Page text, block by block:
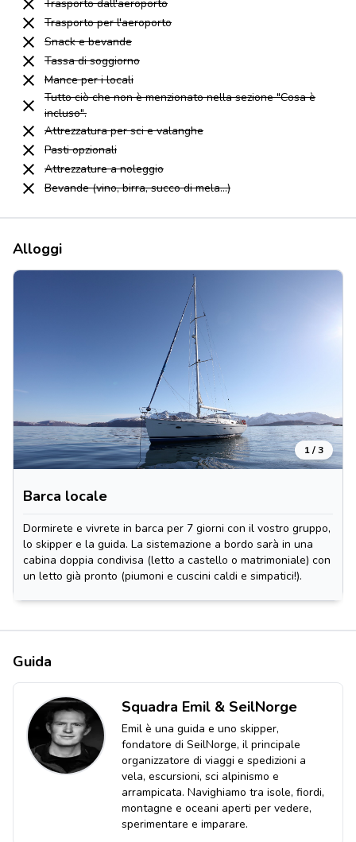
Trasporto dall'aeroporto
Trasporto per l'aeroporto
Snack e bevande
Tassa di soggiorno
Mance per i locali
Tutto ciò che non è menzionato nella sezione "Cosa è
incluso".
Attrezzatura per sci e valanghe
Pasti opzionali
Attrezzature a noleggio
Bevande (vino, birra, succo di mela...)
Alloggi
1 / 3
Barca locale
Dormirete e vivrete in barca per 7 giorni con il vostro gruppo,
lo skipper e la guida. La sistemazione a bordo sarà in una
cabina doppia condivisa (letto a castello o matrimoniale) con
un letto già pronto (piumoni e cuscini caldi e simpatici!).
Guida
Squadra Emil & SeilNorge
Emil è una guida e uno skipper,
fondatore di SeilNorge, il principale
organizzatore di viaggi e spedizioni a
vela, escursioni, sci alpinismo e
arrampicata. Navighiamo tra isole, fiordi,
montagne e oceani aperti per vedere,
sperimentare e imparare.